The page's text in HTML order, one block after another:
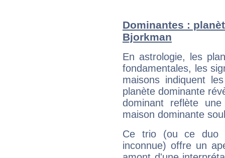
Dominantes :
Bjorkman
En astrologie, les
fondamentales, les
maisons indiquent
planète dominante
dominant reflète
maison dominante
Ce trio (ou ce duo
inconnue) offre un